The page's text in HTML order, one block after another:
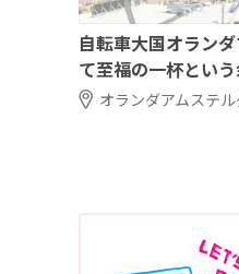
自転車大国オラン
て至福の一杯とい
オランダアムステ